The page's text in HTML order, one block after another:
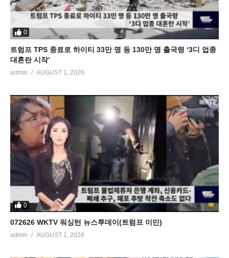
0
트럼프 TPS 종료로 하이티 33만 명 등 130만 명 출국령 ‘3디 업종
대혼란 시작’
admin AUGUST 1, 2026
0
072626 WKTV 워싱턴 뉴스투데이(트럼프 이민)
admin AUGUST 1, 2026